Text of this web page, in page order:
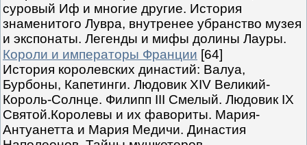
суровый Иф и многие другие. История
знаменитого Лувра, внутренее убранство музея
и экспонаты. Легенды и мифы долины Лауры.
Короли и императоры Франции [64]
История королевских династий: Валуа,
Бурбоны, Капетинги. Людовик XIV Великий-
Король-Солнце. Филипп III Смелый. Людовик IX
Святой.Королевы и их фавориты. Мария-
Антуанетта и Мария Медичи. Династия